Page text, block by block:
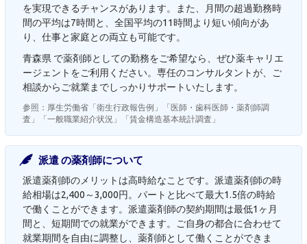
を実現できるチャンスがあります。また、月間の超過勤務時
間の平均は7時間と、全国平均の11時間より短い傾向があ
り、仕事と家庭との両立も可能です。
青森県 で薬剤師としての勤務をご希望なら、ぜひ薬キャリエ
ージェントをご利用ください。専任のコンサルタントが、ご
相談からご就業までしっかりサポートいたします。
参照：厚生労働省「衛生行政報告例」「医師・歯科医師・薬剤師調
査」「一般職業紹介状況」「賃金構造基本統計調査」
派遣 の薬剤師について
派遣薬剤師のメリットは高時給なことです。派遣薬剤師の時
給相場は2,400～3,000円。パートと比べて最大1.5倍の時給
で働くことができます。派遣薬剤師の契約期間は最低1ヶ月
間と、短期間での就業ができます。ご自身の都合に合わせて
就業期間を自由に調整し、薬剤師として働くことができま